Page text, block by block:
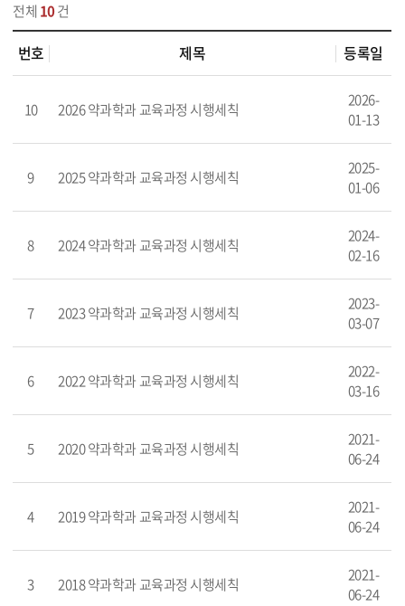
전체10건
번호 제목 등록일
10 2026 약과학과 교육과정 시행세칙
2026-
01-13
9 2025 약과학과 교육과정 시행세칙
2025-
01-06
8 2024 약과학과 교육과정 시행세칙
2024-
02-16
7 2023 약과학과 교육과정 시행세칙
2023-
03-07
6 2022 약과학과 교육과정 시행세칙
2022-
03-16
5 2020 약과학과 교육과정 시행세칙
2021-
06-24
4 2019 약과학과 교육과정 시행세칙
2021-
06-24
3 2018 약과학과 교육과정 시행세칙
2021-
06-24